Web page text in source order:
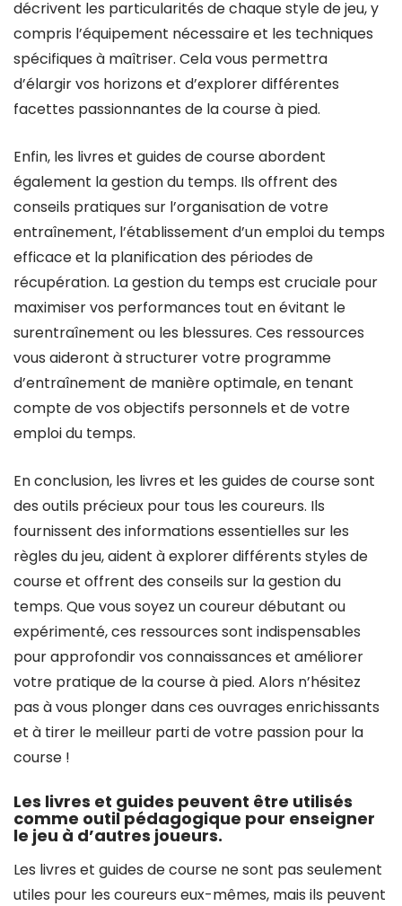
décrivent les particularités de chaque style de jeu, y
compris l’équipement nécessaire et les techniques
spécifiques à maîtriser. Cela vous permettra
d’élargir vos horizons et d’explorer différentes
facettes passionnantes de la course à pied.
Enfin, les livres et guides de course abordent
également la gestion du temps. Ils offrent des
conseils pratiques sur l’organisation de votre
entraînement, l’établissement d’un emploi du temps
efficace et la planification des périodes de
récupération. La gestion du temps est cruciale pour
maximiser vos performances tout en évitant le
surentraînement ou les blessures. Ces ressources
vous aideront à structurer votre programme
d’entraînement de manière optimale, en tenant
compte de vos objectifs personnels et de votre
emploi du temps.
En conclusion, les livres et les guides de course sont
des outils précieux pour tous les coureurs. Ils
fournissent des informations essentielles sur les
règles du jeu, aident à explorer différents styles de
course et offrent des conseils sur la gestion du
temps. Que vous soyez un coureur débutant ou
expérimenté, ces ressources sont indispensables
pour approfondir vos connaissances et améliorer
votre pratique de la course à pied. Alors n’hésitez
pas à vous plonger dans ces ouvrages enrichissants
et à tirer le meilleur parti de votre passion pour la
course !
Les livres et guides peuvent être utilisés
comme outil pédagogique pour enseigner
le jeu à d’autres joueurs.
Les livres et guides de course ne sont pas seulement
utiles pour les coureurs eux-mêmes, mais ils peuvent